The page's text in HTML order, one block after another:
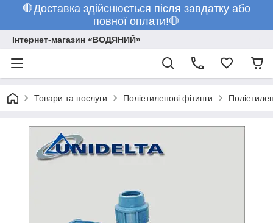
🛑Доставка здійснюється після завдатку або
повної оплати!🛑
Інтернет-магазин «ВОДЯНИЙ»
Товари та послуги Поліетиленові фітинги